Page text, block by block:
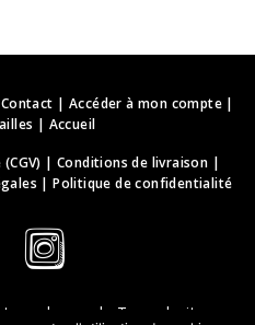
Contact | Accéder à mon compte|
| Accueil
|Conditions de livraison |
|Politique de confidentialité
cadeaux.ch . Tous droits